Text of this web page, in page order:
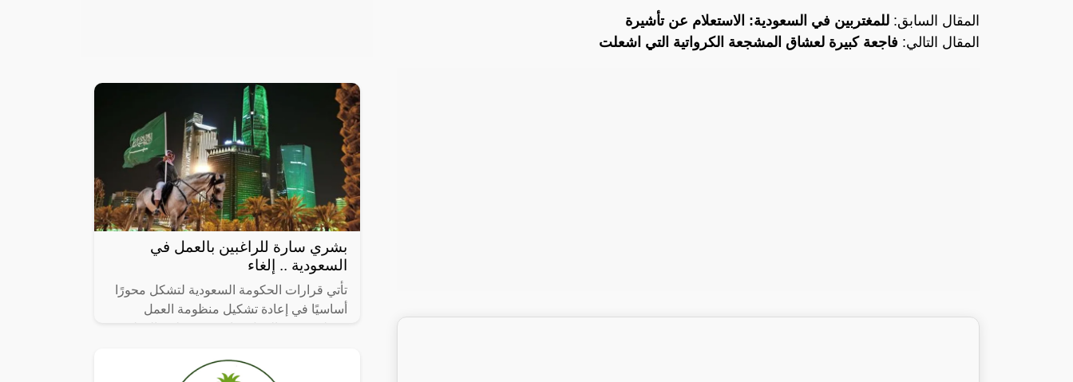
المقال السابق: للمغتربين في السعودية: الاستعلام عن تأشيرة
المقال التالي: فاجعة كبيرة لعشاق المشجعة الكرواتية التي اشعلت
بشري سارة للراغبين بالعمل في
السعودية .. إلغاء
تأتي قرارات الحكومة السعودية لتشكل محورًا
أساسيًا في إعادة تشكيل منظومة العمل